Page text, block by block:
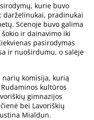
kurie buvo
darželinukai, pradinukai
Scenoje buvo galima
ir dainavimo iki
pasirodymas
ir nuoširdumu, o salėje
komisija, kurią
kultūros
gimnazijos
bei Lavoriškių
Mialdun.